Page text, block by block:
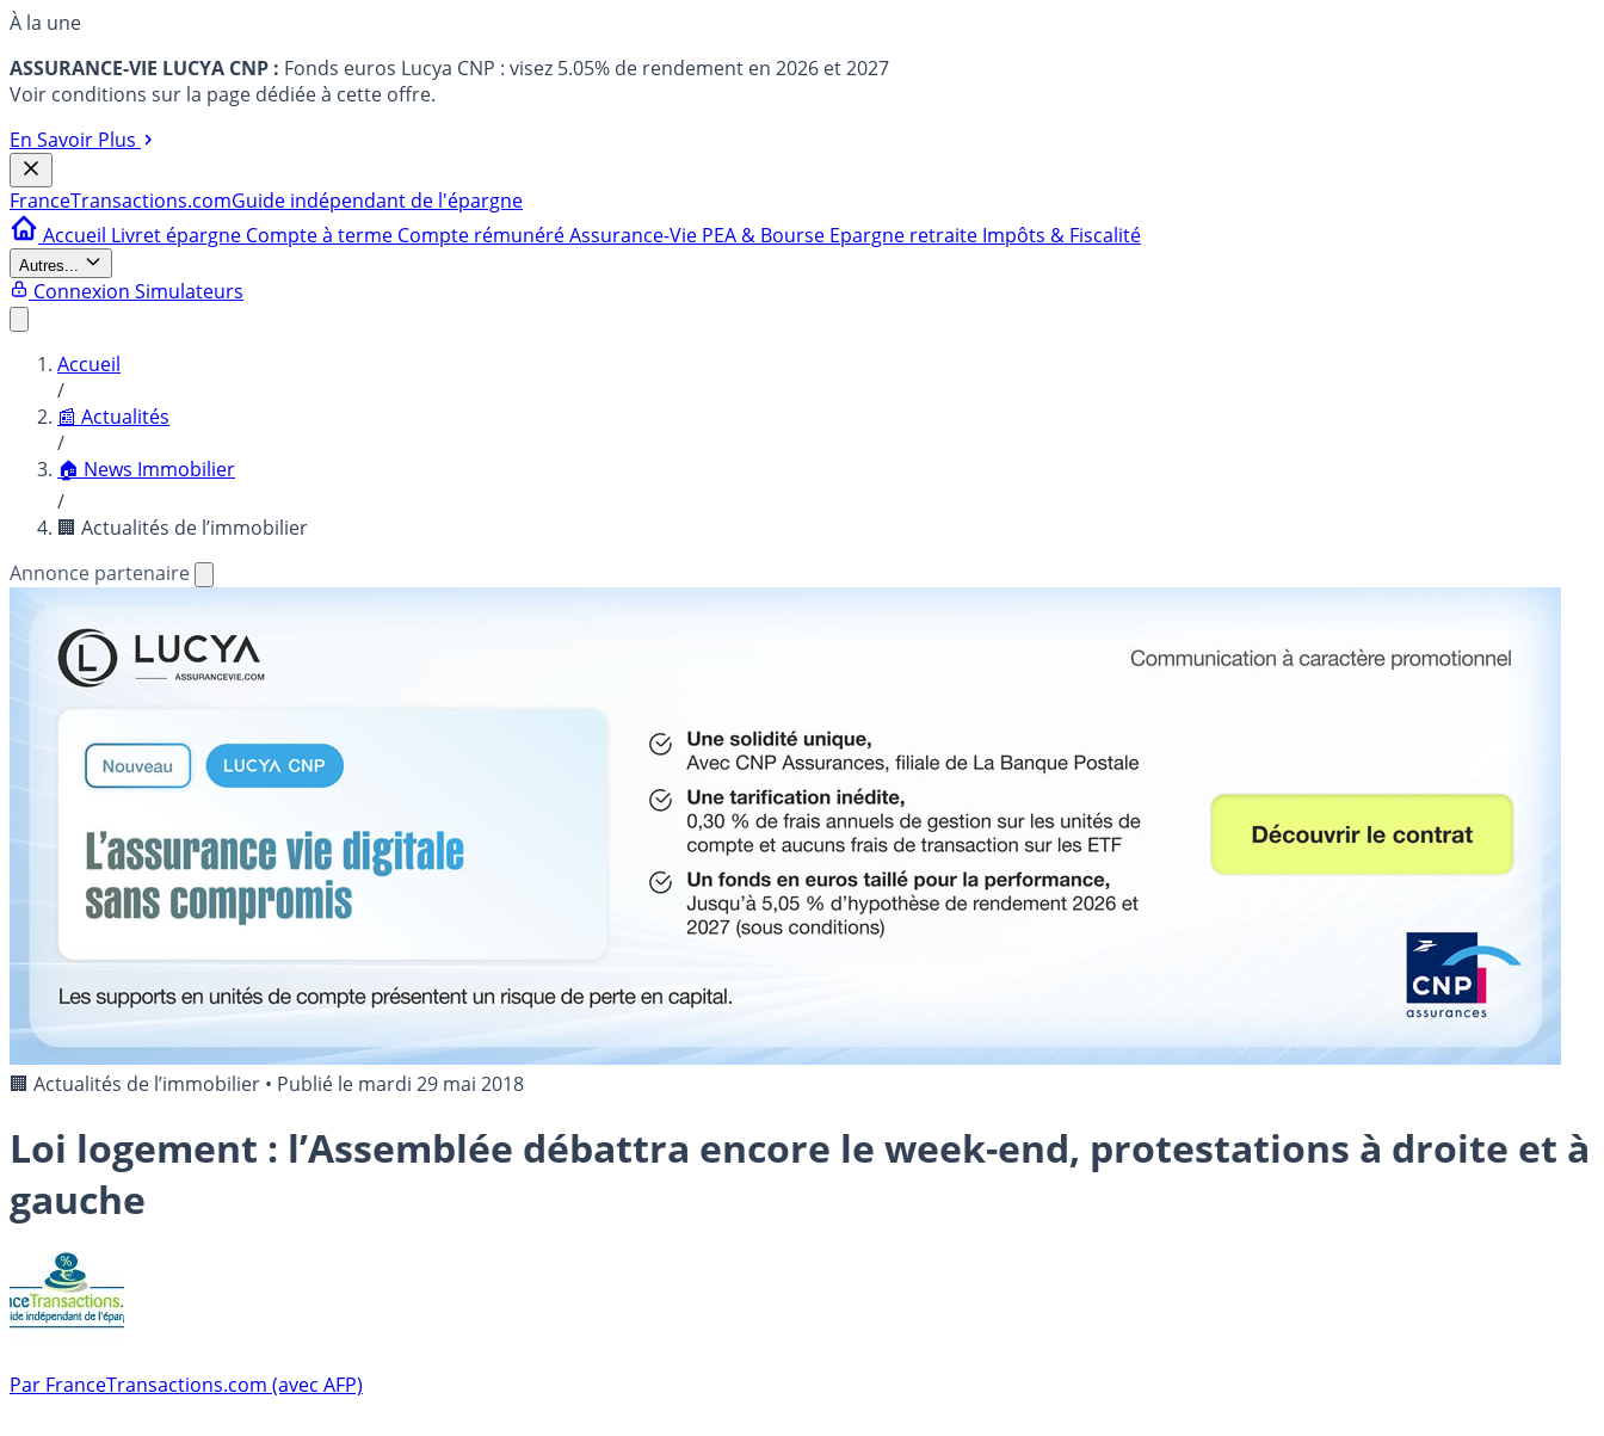
À la une
ASSURANCE-VIE LUCYA CNP : Fonds euros Lucya CNP : visez 5.05% de rendement en 2026 et 2027
Voir conditions sur la page dédiée à cette offre.
En Savoir Plus
FranceTransactions.comGuide indépendant de l'épargne
Accueil Livret épargne Compte à terme Compte rémunéréAssurance-Vie PEA & Bourse Epargne retraite Impôts & Fiscalité
Autres...
Connexion Simulateurs
Accueil
/
📰 Actualités
/
🏠 News Immobilier
/
🏢 Actualités de l’immobilier
Annonce partenaire
🏢 Actualités de l’immobilier • Publié le mardi 29 mai 2018
Loi logement : l’Assemblée débattra encore le week-end, protestations à droite et à
gauche
Par FranceTransactions.com (avec AFP)